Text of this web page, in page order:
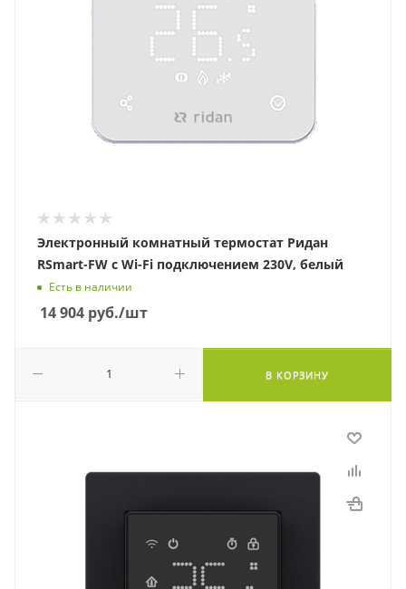
Электронный комнатный термостат Ридан
RSmart-FW с Wi-Fi подключением 230V, белый
Есть в наличии
14 904 руб./шт
В КОРЗИНУ